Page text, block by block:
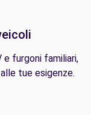
furgoni familiari,
tue esigenze.